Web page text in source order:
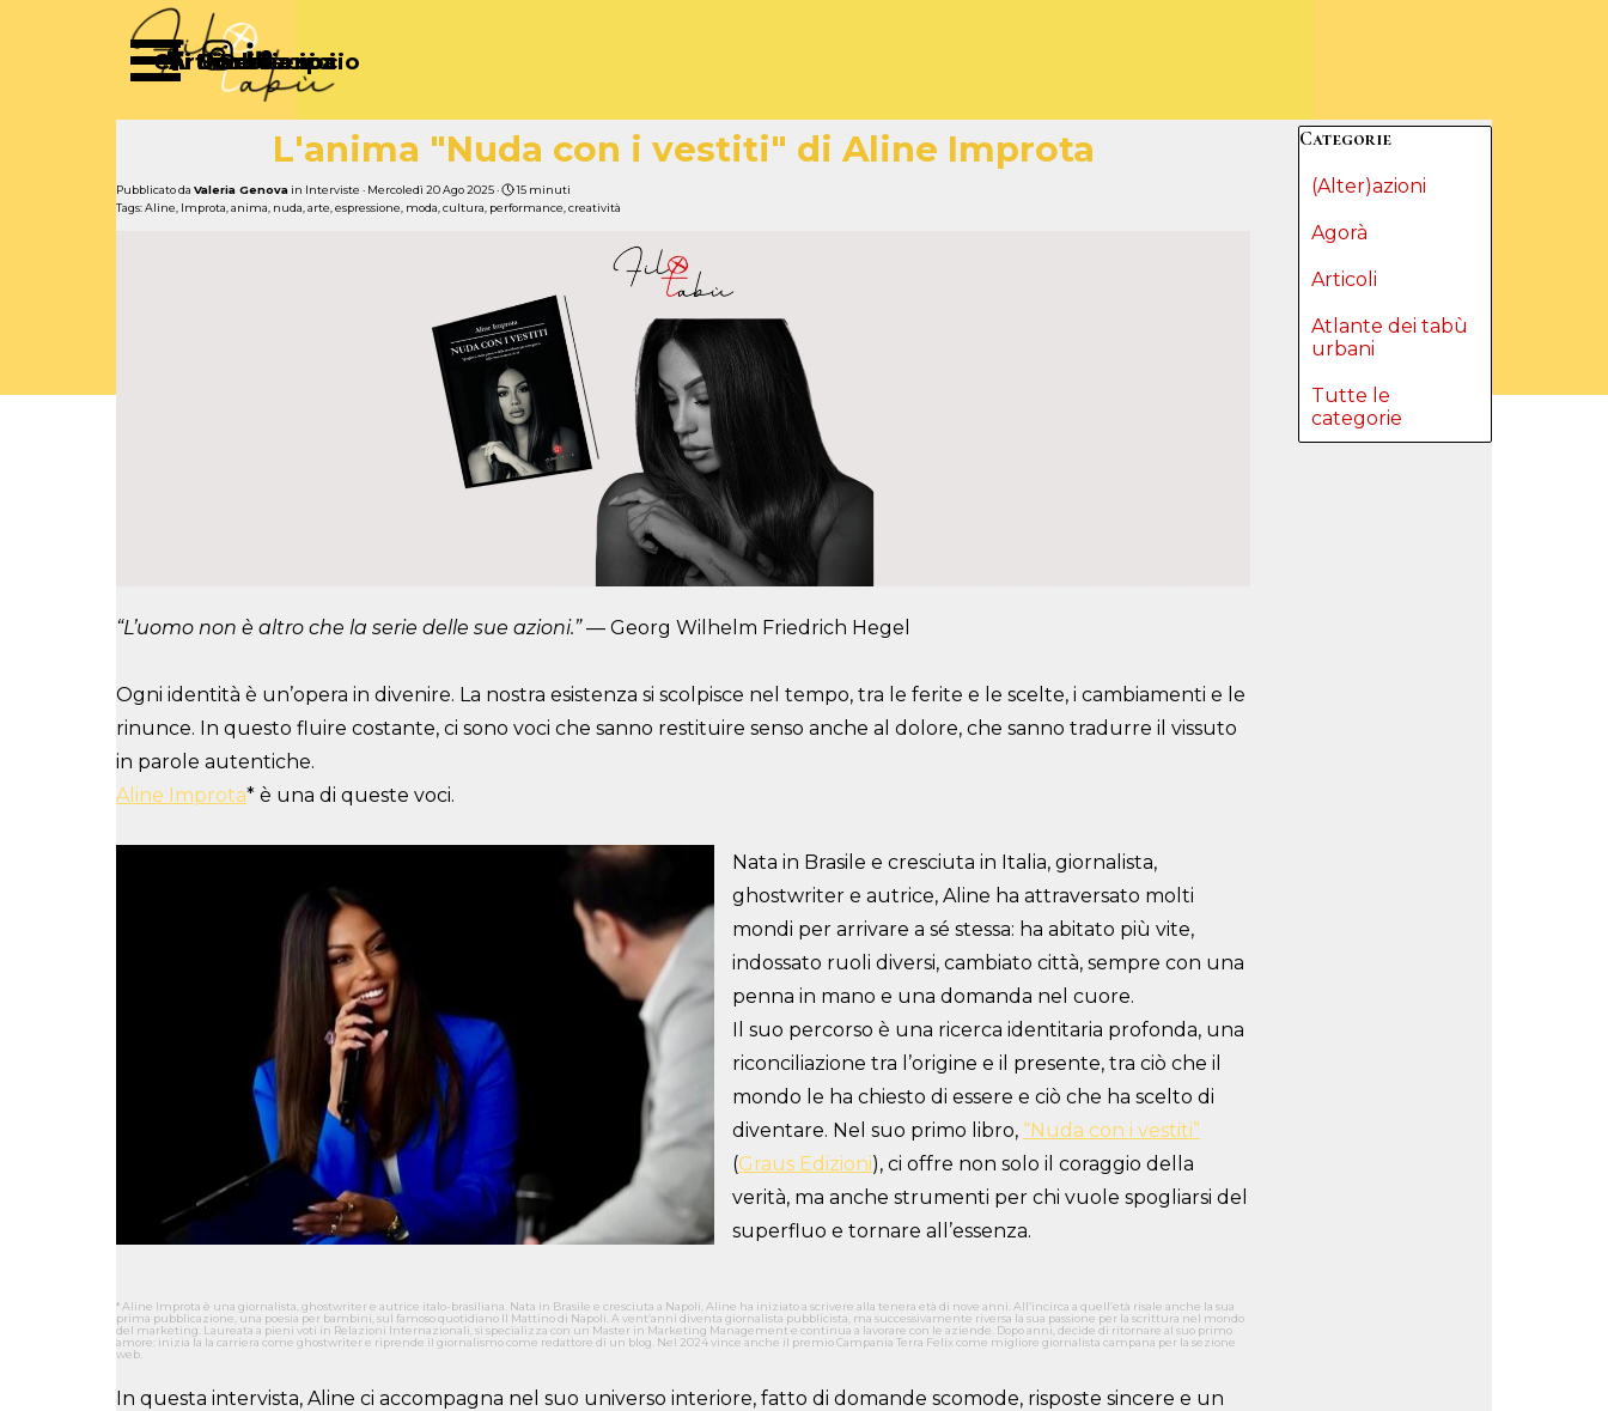
Salta menù
Chi Siamo
ArticoliPartecipa
Sostienici
Diventa socio
L'anima "Nuda con i vestiti" di Aline Improta
Pubblicato da Valeria Genovain Interviste · Mercoledì 20 Ago 2025 ·
15 minuti
Tags:Aline Improta anima nuda arte espressione moda cultura performance creatività
“L’uomo non è altro che la serie delle sue azioni.”— Georg Wilhelm Friedrich Hegel
Ogni identità è un’opera in divenire. La nostra esistenza si scolpisce nel tempo, tra le ferite e le scelte, i cambiamenti e le
rinunce. In questo fluire costante, ci sono voci che sanno restituire senso anche al dolore, che sanno tradurre il vissuto
in parole autentiche.
Aline Improta* è una di queste voci.
Nata in Brasile e cresciuta in Italia, giornalista,
ghostwriter e autrice, Aline ha attraversato molti
mondi per arrivare a sé stessa: ha abitato più vite,
indossato ruoli diversi, cambiato città, sempre con una
penna in mano e una domanda nel cuore.
Il suo percorso è una ricerca identitaria profonda, una
riconciliazione tra l’origine e il presente, tra ciò che il
mondo le ha chiesto di essere e ciò che ha scelto di
diventare. Nel suo primo libro, “Nuda con i vestiti”
(Graus Edizioni), ci offre non solo il coraggio della
verità, ma anche strumenti per chi vuole spogliarsi del
superfluo e tornare all’essenza.
* Aline Improta è una giornalista, ghostwriter e autrice italo-brasiliana. Nata in Brasile e cresciuta a Napoli, Aline ha iniziato a scrivere alla tenera età di nove anni. All’incirca a quell’età risale anche la sua
prima pubblicazione, una poesia per bambini, sul famoso quotidiano Il Mattino di Napoli. A vent’anni diventa giornalista pubblicista, ma successivamente riversa la sua passione per la scrittura nel mondo
del marketing. Laureata a pieni voti in Relazioni Internazionali, si specializza con un Master in Marketing Management e continua a lavorare con le aziende. Dopo anni, decide di ritornare al suo primo
amore: inizia la la carriera come ghostwriter e riprende il giornalismo come redattore di un blog. Nel 2024 vince anche il premio Campania Terra Felix come migliore giornalista campana per la sezione
web.
In questa intervista, Aline ci accompagna nel suo universo interiore, fatto di domande scomode, risposte sincere e un
Salta blocco Categorie
Categorie
(Alter)azioni
Agorà
Articoli
Atlante dei tabù
urbani
Tutte le
categorie